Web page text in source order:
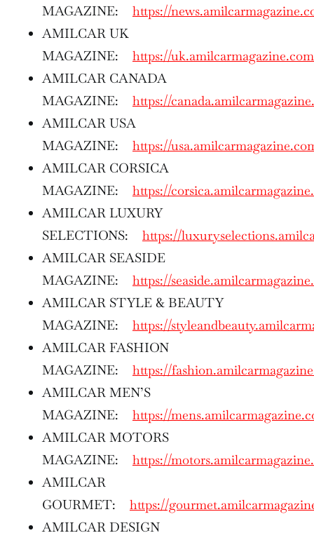
MAGAZINE: https://
AMILCAR UK
MAGAZINE: https://uk.amilcarmagazine.com
AMILCAR CANADA
MAGAZINE: https://
AMILCAR USA
MAGAZINE: https://
AMILCAR CORSICA
MAGAZINE: https://
AMILCAR LUXURY
SELECTIONS: https://
AMILCAR SEASIDE
MAGAZINE: https://
AMILCAR STYLE & BEAUTY
MAGAZINE: https://
AMILCAR FASHION
MAGAZINE: https://
AMILCAR MEN’S
MAGAZINE: https://
AMILCAR MOTORS
MAGAZINE: https://
AMILCAR
GOURMET: https://
AMILCAR DESIGN